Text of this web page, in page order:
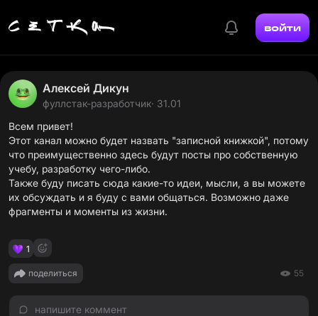
войти
Алексей Дикун
фуллстак-разработчик· 31.01
Всем привет!
Этот канал можно будет назвать "записной книжкой", потому
что преимущественно здесь будут посты про собственную
учебу, разработку чего-либо.
Также буду писать сюда какие-то идеи, мысли, а вы можете
их обсуждать и я буду с вами общаться. Возможно даже
фрагменты и моменты из жизни.
1
поделиться 55
напишите коммент